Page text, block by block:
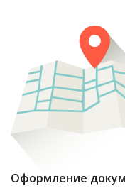
Оформление